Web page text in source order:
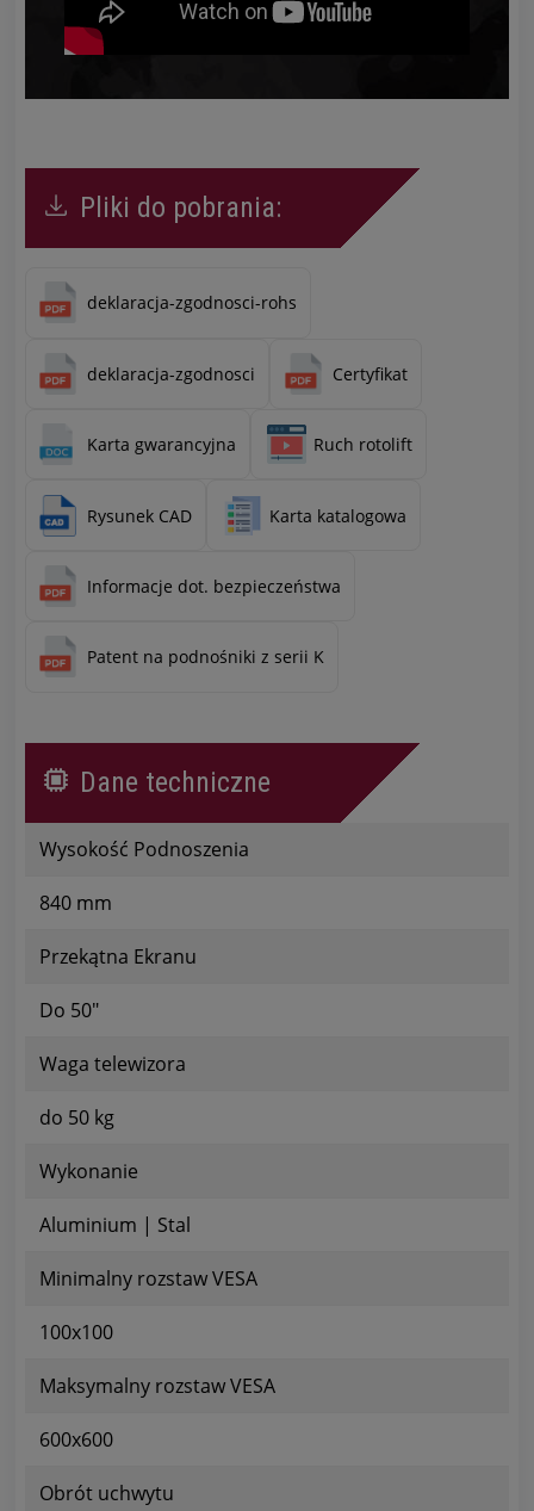
Pliki do pobrania:
deklaracja-zgodnosci-rohs
deklaracja-zgodnosci Certyfikat
Karta gwarancyjna Ruch rotolift
Rysunek CAD Karta katalogowa
Informacje dot. bezpieczeństwa
Patent na podnośniki z serii K
Dane techniczne
Wysokość Podnoszenia
840 mm
Przekątna Ekranu
Do 50"
Waga telewizora
do 50 kg
Wykonanie
Aluminium | Stal
Minimalny rozstaw VESA
100x100
Maksymalny rozstaw VESA
600x600
Obrót uchwytu